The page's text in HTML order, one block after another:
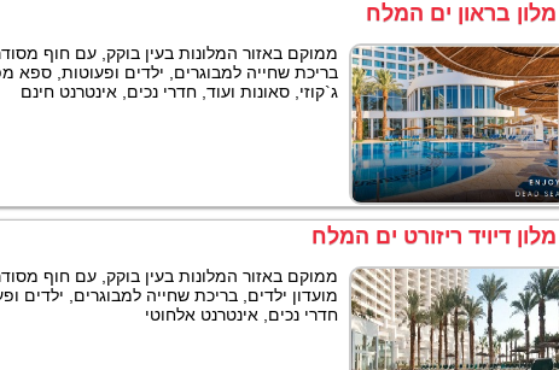
מלון בראון ים המלח
ממוקם באזור המלונות בעין בוקק, עם חוף
בריכת שחייה למבוגרים, ילדים ופעוטות, ספא
ג`קוזי, סאונות ועוד, חדרי נכים, אינטרנט חינם
מלון דיויד ריזורט ים המלח
ממוקם באזור המלונות בעין בוקק, עם חוף
מועדון ילדים, בריכת שחייה למבוגרים, ילדים
חדרי נכים, אינטרנט אלחוטי